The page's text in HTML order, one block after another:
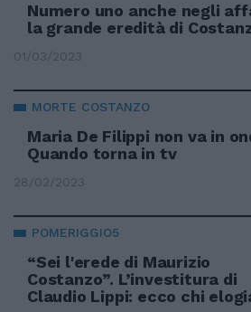
Numero uno anche negli
la grande eredità di
01/03/2023
MORTE COSTANZO
Maria De Filippi non va in
Quando torna in tv
28/02/2023
POMERIGGIO5
“Sei l'erede di Maurizio
Costanzo”. L’investitura di
Claudio Lippi: ecco chi